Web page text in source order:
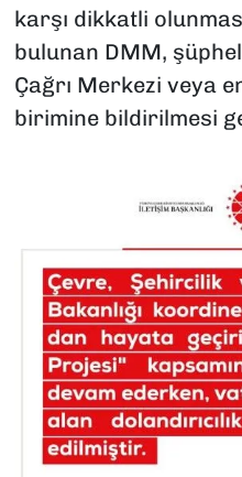
karşı dikkatli
bulunan DMM,
Çağrı Merkezi veya
birimine bildirilmesi